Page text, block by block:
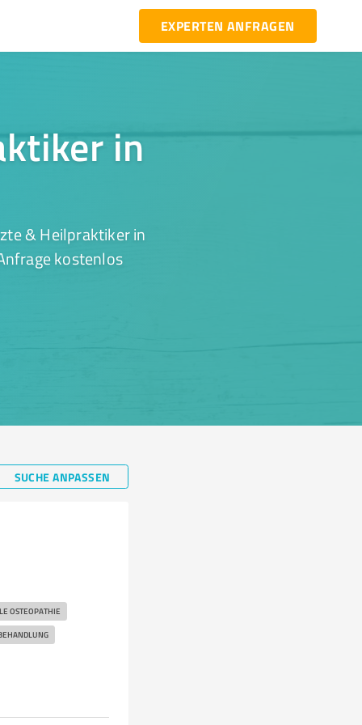
EXPERTEN ANFRAGEN
in
& Heilpraktiker in
kostenlos
SUCHE ANPASSEN
OSTEOPATHIE